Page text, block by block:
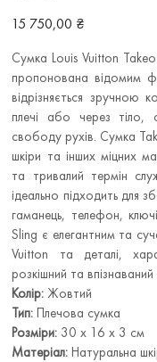
Ціна
15 750,00 ₴
Сумка Louis Vuitton
пропонована відомим
відрізняється зручною
плечі або через
свободу рухів. Сумка
шкіри та інших міцних
та тривалий термін
ідеально підходить для
гаманець, телефон,
Sling є елегантним та
Vuitton та деталі,
розкішний та впізнаваний
Колір: Жовтий
Тип: Плечова сумка
Розміри: 30 х 16 х 3 см
Матеріал: Натуральна